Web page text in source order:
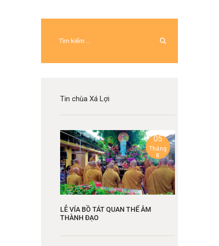
Tin chùa Xá Lợi
05
Tháng
8
LỄ VÍA BỒ TÁT QUAN THẾ ÂM
THÀNH ĐẠO